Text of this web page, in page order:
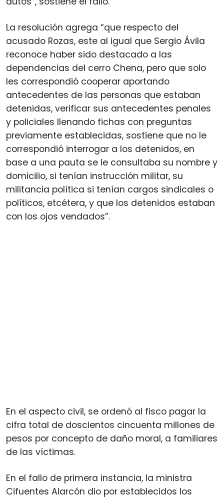
La resolución agrega “que respecto del
acusado Rozas, este al igual que Sergio Ávila
reconoce haber sido destacado a las
dependencias del cerro Chena, pero que solo
les correspondió cooperar aportando
antecedentes de las personas que estaban
detenidas, verificar sus antecedentes penales
y policiales llenando fichas con preguntas
previamente establecidas, sostiene que no le
correspondió interrogar a los detenidos, en
base a una pauta se le consultaba su nombre y
domicilio, si tenían instrucción militar, su
militancia política si tenían cargos sindicales o
políticos, etcétera, y que los detenidos estaban
con los ojos vendados”.
En el aspecto civil, se ordenó al fisco pagar la
cifra total de doscientos cincuenta millones de
pesos por concepto de daño moral, a familiares
de las víctimas.
En el fallo de primera instancia, la ministra
Cifuentes Alarcón dio por establecidos los